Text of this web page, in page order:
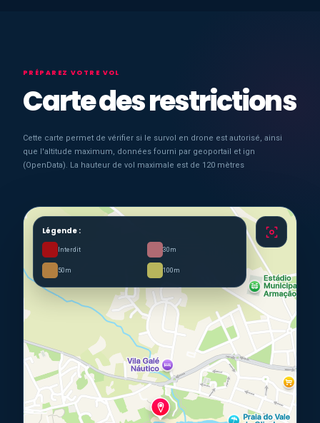
PRÉPAREZ VOTRE VOL
Carte des restrictions
Cette carte permet de vérifier si le survol en drone est autorisé, ainsi
que l'altitude maximum, données fourni par geoportail et ign
(OpenData). La hauteur de vol maximale est de 120 mètres
Légende :
Interdit 30m
50m 100m